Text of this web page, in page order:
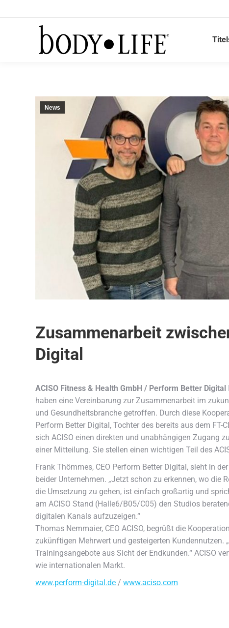
News
Zusammenarbeit
Digital
ACISO Fitness & Health GmbH / Perform Better Digital
haben eine Vereinbarung zur Zusammenarbeit im
und Gesundheitsbranche getroffen. Durch diese
Perform Better Digital, Tochter des bereits aus dem FT-
sich ACISO einen direkten und unabhängigen Zugang
einer Mitteilung. Sie stellen einen wichtigen Teil des
Frank Thömmes, CEO Perform Better Digital, sieht in
beider Unternehmen. „Jetzt schon zu erkennen, wo
die Umsetzung zu gehen, ist einfach großartig und
am ACISO Stand (Halle6/B05/C05) den Studios
digitalen Kanals aufzuzeigen.“
Thomas Nemmaier, CEO ACISO, begrüßt die
zukünftigen Mehrwert und gesteigerten
Trainingsangebote aus Sicht der Endkunden.“ ACISO
wie internationalen Markt.
www.perform-digital.de / www.aciso.com